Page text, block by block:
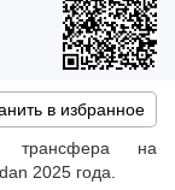
трансфера на
2025 года.